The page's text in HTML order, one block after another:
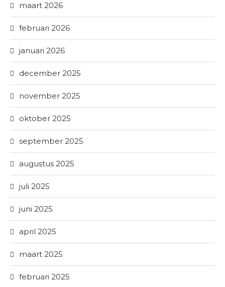
maart 2026
februari 2026
januari 2026
december 2025
november 2025
oktober 2025
september 2025
augustus 2025
juli 2025
juni 2025
april 2025
maart 2025
februari 2025